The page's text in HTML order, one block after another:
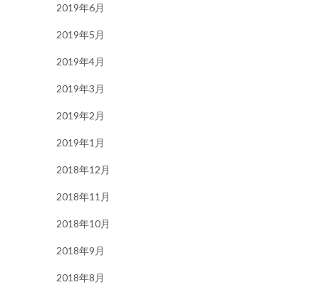
2019年6月
2019年5月
2019年4月
2019年3月
2019年2月
2019年1月
2018年12月
2018年11月
2018年10月
2018年9月
2018年8月